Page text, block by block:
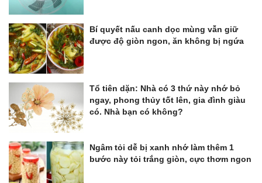
Bí quyết nấu canh dọc mùng vẫn giữ
được độ giòn ngon, ăn không bị ngứa
Tổ tiên dặn: Nhà có 3 thứ này nhớ bỏ
ngay, phong thủy tốt lên, gia đình giàu
có. Nhà bạn có không?
Ngâm tỏi dễ bị xanh nhớ làm thêm 1
bước này tỏi trắng giòn, cực thơm ngon